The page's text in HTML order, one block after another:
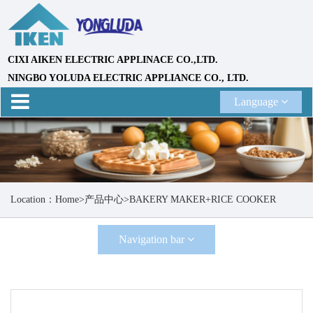
CIXI AIKEN ELECTRIC APPLINACE CO.,LTD.
NINGBO YOLUDA ELECTRIC APPLIANCE CO., LTD.
Language
Location： Home>产品中心>BAKERY MAKER+RICE COOKER
Navigation bar